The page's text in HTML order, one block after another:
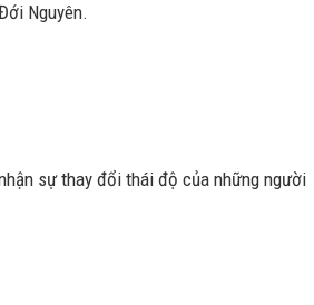
Nguyên.
sự thay đổi thái độ của những người